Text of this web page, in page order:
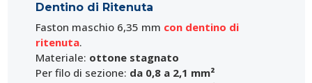
Dentino di Ritenuta
Faston maschio 6,35 mm con dentino di
ritenuta.
Materiale: ottone stagnato
Per filo di sezione: da 0,8 a 2,1 mm²